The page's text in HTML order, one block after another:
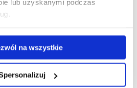
lub uzyskanymi podczas
na wszystkie